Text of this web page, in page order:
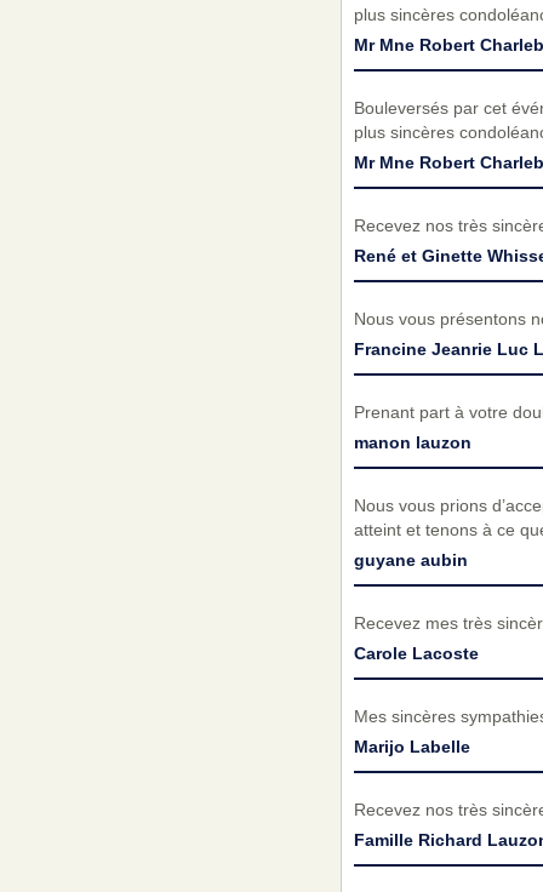
plus sincères
Mr Mne Robert
Bouleversés par cet
plus sincères
Mr Mne Robert
Recevez nos très
René et Ginette
Nous vous présentons
Francine Jeanrie Luc
Prenant part à votre
manon lauzon
Nous vous prions
atteint et tenons à ce
guyane aubin
Recevez mes très
Carole Lacoste
Mes sincères
Marijo Labelle
Recevez nos très
Famille Richard